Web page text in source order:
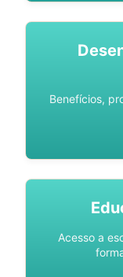
Benefícios,
Acesso a